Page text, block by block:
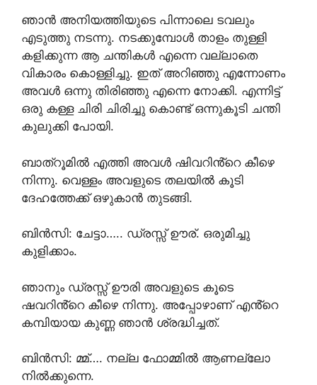
ഞാൻ അനിയത്തിയുടെ പിന്നാലെ ടവലും
എടുത്തു നടന്നു. നടക്കുമ്പോൾ താളം തുള്ളി
കളിക്കുന്ന ആ ചന്തികൾ എന്നെ വല്ലാതെ
വികാരം കൊള്ളിച്ചു. ഇത് അറിഞ്ഞു എന്നോണം
അവൾ ഒന്നു തിരിഞ്ഞു എന്നെ നോക്കി. എന്നിട്ട്
ഒരു കള്ള ചിരി ചിരിച്ചു കൊണ്ട് ഒന്നുകൂടി ചന്തി
കുലുക്കി പോയി.
ബാത്‌റൂമിൽ എത്തി അവൾ ഷിവറിൻ്റെ കീഴെ
നിന്നു. വെള്ളം അവളുടെ തലയിൽ കൂടി
ദേഹത്തേക്ക് ഒഴുകാൻ തുടങ്ങി.
ബിൻസി: ചേട്ടാ….. ഡ്രസ്സ്‌ ഊര്. ഒരുമിച്ചു
കുളിക്കാം.
ഞാനും ഡ്രസ്സ്‌ ഊരി അവളുടെ കൂടെ
ഷവറിൻ്റെ കീഴെ നിന്നു. അപ്പോഴാണ് എൻ്റെ
കമ്പിയായ കുണ്ണ ഞാൻ ശ്രദ്ധിച്ചത്.
ബിൻസി: മ്മ്…. നല്ല ഫോമ്മിൽ ആണല്ലോ
നിൽക്കുന്നെ.